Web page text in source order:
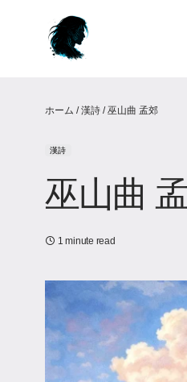
ホーム /漢詩 /巫山曲 孟郊
漢詩
巫山曲
1 minute read